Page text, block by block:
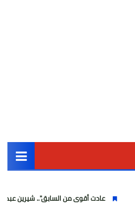
أخبار مصر
عادت أقوى من السابق".. شيرين عبد الوهاب